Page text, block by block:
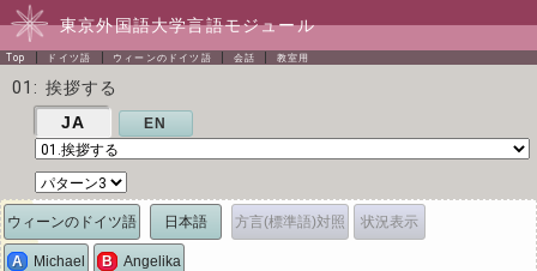
東京外国語大学言語モジュール
Top ドイツ語 ウィーンのドイツ語 会話 教室用
01: 挨拶する
JA EN
状況表示
ウィーンのドイツ語 日本語 方言(標準語)対照
A Michael B Angelika